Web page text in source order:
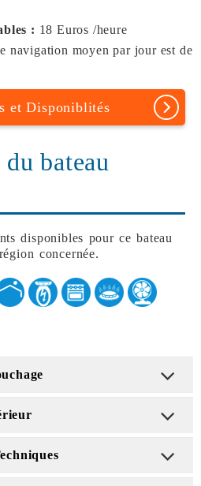
: 18 Euros /heure
navigation moyen par jour est de
et Disponiblités
bateau
disponibles pour ce bateau
concernée.